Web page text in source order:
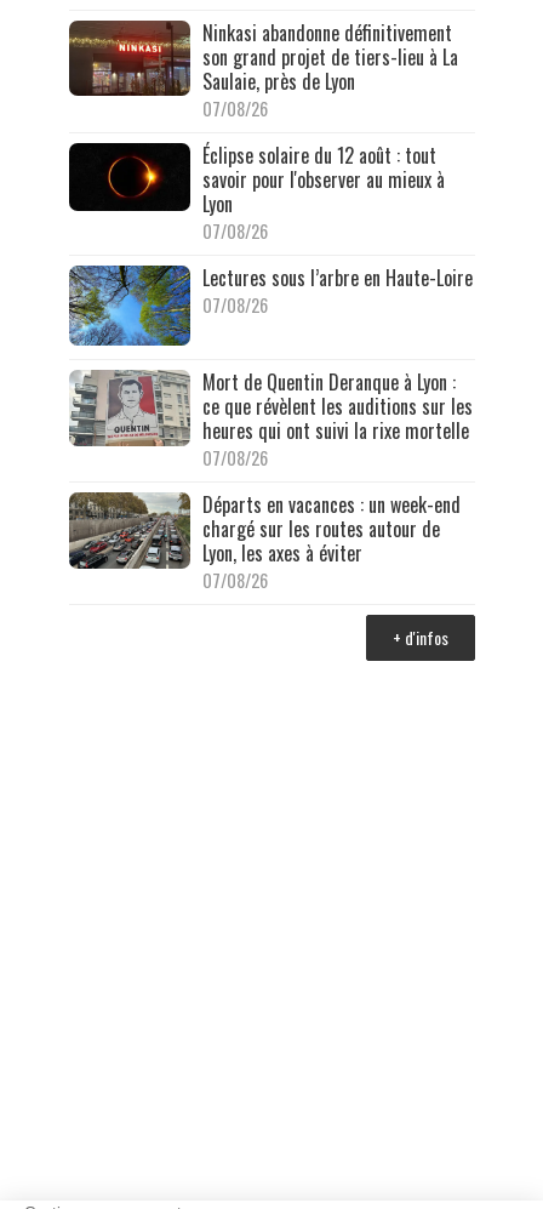
Ninkasi abandonne définitivement
son grand projet de tiers-lieu à La
Saulaie, près de Lyon
07/08/26
Éclipse solaire du 12 août : tout
savoir pour l'observer au mieux à
Lyon
07/08/26
Lectures sous l’arbre en Haute-Loire
07/08/26
Mort de Quentin Deranque à Lyon :
ce que révèlent les auditions sur les
heures qui ont suivi la rixe mortelle
07/08/26
Départs en vacances : un week-end
chargé sur les routes autour de
Lyon, les axes à éviter
07/08/26
+ d'infos